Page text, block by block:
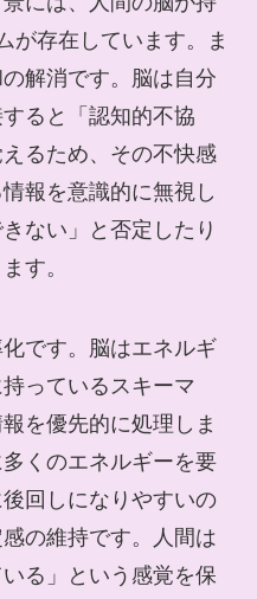
が存在しています。ま
解消です。脳は自分
ると「認知的不協
るため、その不快感
報を意識的に無視し
ない」と否定したり
す。
です。脳はエネルギ
っているスキーマ
を優先的に処理しま
くのエネルギーを要
回しになりやすいの
の維持です。人間は
る」という感覚を保